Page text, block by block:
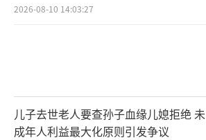
2026-08-10 14:03:27
儿子去世老人要查孙子血缘儿媳拒绝 未
成年人利益最大化原则引发争议